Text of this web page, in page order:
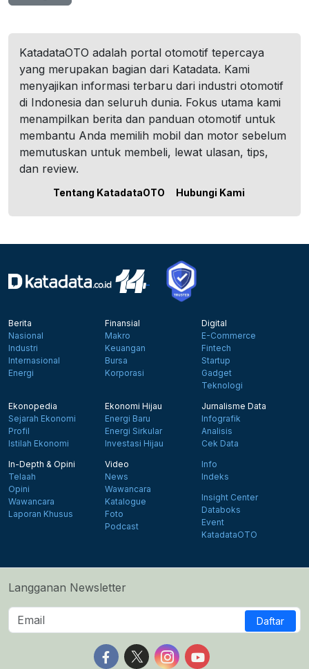
KatadataOTO adalah portal otomotif tepercaya
yang merupakan bagian dari Katadata. Kami
menyajikan informasi terbaru dari industri otomotif
di Indonesia dan seluruh dunia. Fokus utama kami
menampilkan berita dan panduan otomotif untuk
membantu Anda memilih mobil dan motor sebelum
memutuskan untuk membeli, lewat ulasan, tips,
dan review.
Tentang KatadataOTO Hubungi Kami
Berita
Nasional
Industri
Internasional
Energi
Finansial
Makro
Keuangan
Bursa
Korporasi
Digital
E-Commerce
Fintech
Startup
Gadget
Teknologi
Ekonopedia
Sejarah Ekonomi
Profil
Istilah Ekonomi
Ekonomi Hijau
Energi Baru
Energi Sirkular
Investasi Hijau
Jurnalisme Data
Infografik
Analisis
Cek Data
In-Depth & Opini
Telaah
Opini
Wawancara
Laporan Khusus
Video
News
Wawancara
Katalogue
Foto
Podcast
Info
Indeks
Insight Center
Databoks
Event
KatadataOTO
Langganan Newsletter
Daftar
Follow us on Facebook
Follow us on X
Follow us on Instagram
Follow us on